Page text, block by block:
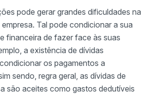
pode gerar grandes dificuldades na
Tal pode condicionar a sua
financeira de fazer face às suas
a existência de dívidas
os pagamentos a
sendo, regra geral, as dívidas de
são aceites como gastos dedutíveis